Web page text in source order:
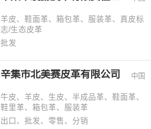
羊皮、鞋面革、箱包革、服装革、真皮标
志/生态皮革
批发
辛集市北美赛皮革有限公司 中国
牛皮、羊皮、生皮、半成品革、鞋面革、
鞋里革、箱包革、服装革
出口、批发、零售、分销